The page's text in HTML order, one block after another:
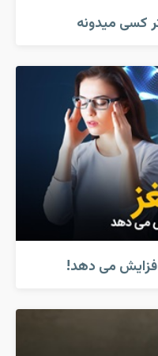
کسی میدونه
می دهد!